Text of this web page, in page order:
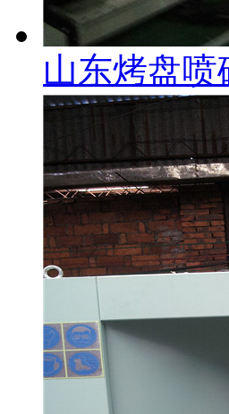
山东烤盘